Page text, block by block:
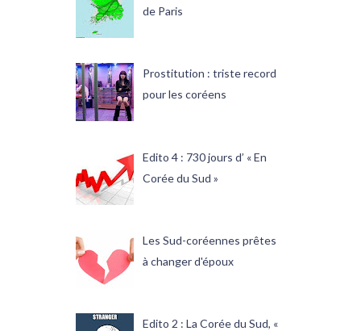
de Paris
Prostitution : triste record
pour les coréens
Edito 4 : 730 jours d’ « En
Corée du Sud »
Les Sud-coréennes prêtes
à changer d'époux
Edito 2 : La Corée du Sud, «